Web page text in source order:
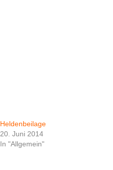
Heldenbeilage
20. Juni 2014
In "Allgemein"